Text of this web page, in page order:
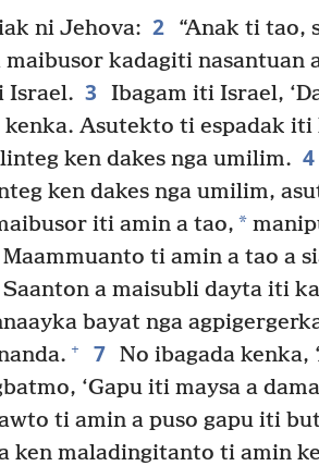
ni Jehova: 2
“Anak ti tao,
kadagiti nasantuan
Israel. 3
Ibagam iti Israel,
Asutekto ti espadak iti
ken dakes nga umilim. 4
ken dakes nga umilim,
iti amin a tao, *
Maammuanto ti amin a tao a
a maisubli dayta iti
bayat nga
+ 7 No ibagada kenka,
‘Gapu iti maysa a
ti amin a puso gapu iti
ken maladingitanto ti amin